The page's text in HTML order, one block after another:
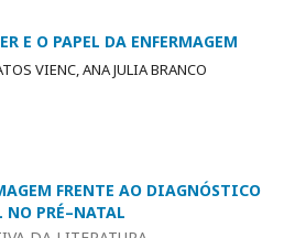
E O PAPEL DA ENFERMAGEM
VIENC, ANA JULIA BRANCO
FRENTE AO DIAGNÓSTICO
NO PRÉ–NATAL